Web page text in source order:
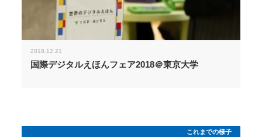
2018.12.21
国際デジタルえほんフェア2018＠東京大学
これまでの様子